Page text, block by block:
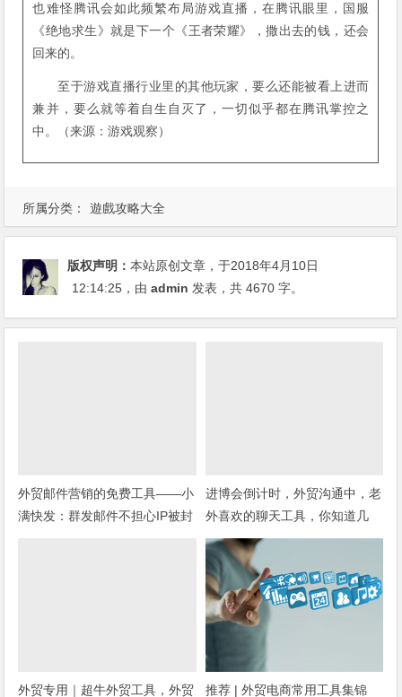
所属分类： 遊戲攻略大全
也难怪腾讯会如此频繁布局游戏直播，在腾讯眼里，国服
《绝地求生》就是下一个《王者荣耀》，撒出去的钱，还会
回来的。
至于游戏直播行业里的其他玩家，要么还能被看上进而
兼并，要么就等着自生自灭了，一切似乎都在腾讯掌控之
中。（来源：游戏观察）
版权声明：本站原创文章，于2018年4月10日
12:14:25 ，由admin 发表，共 4670 字。
外贸邮件营销的免费工具——小
满快发：群发邮件不担心IP被封
进博会倒计时，外贸沟通中，老
外喜欢的聊天工具，你知道几
种？
外贸专用｜超牛外贸工具，外贸
推荐 | 外贸电商常用工具集锦